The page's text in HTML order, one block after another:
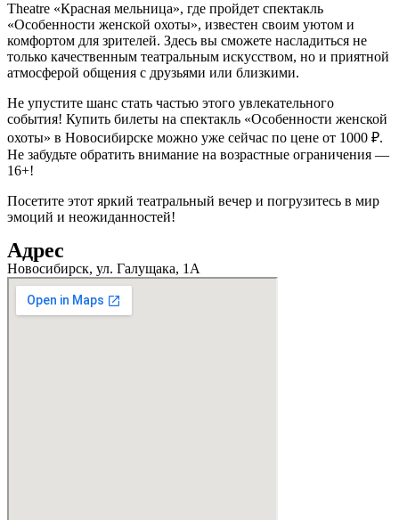
Theatre «Красная мельница», где пройдет спектакль
«Особенности женской охоты», известен своим уютом и
комфортом для зрителей. Здесь вы сможете насладиться не
только качественным театральным искусством, но и приятной
атмосферой общения с друзьями или близкими.
Не упустите шанс стать частью этого увлекательного
события! Купить билеты на спектакль «Особенности женской
охоты» в Новосибирске можно уже сейчас по цене от 1000 ₽.
Не забудьте обратить внимание на возрастные ограничения —
16+!
Посетите этот яркий театральный вечер и погрузитесь в мир
эмоций и неожиданностей!
Адрес
Новосибирск, ул. Галущака, 1А